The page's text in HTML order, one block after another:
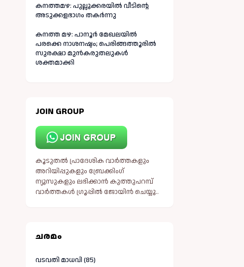
കനത്തമഴ: പുല്ലൂക്കരയിൽ വീടിന്റെ
അടുക്കളഭാഗം തകർന്നു
കനത്ത മഴ: പാനൂർ മേഖലയിൽ
പരക്കെ നാശനഷ്ടം; പെരിങ്ങത്തൂരിൽ
സുരക്ഷാ മുൻകരുതലുകൾ
ശക്തമാക്കി
JOIN GROUP
കൂടുതൽ പ്രാദേശിക വാർത്തകളും
അറിയിപ്പുകളും ബ്രേക്കിംഗ്
ന്യൂസുകളും ലഭിക്കാൻ കുത്തുപറമ്പ്
വാർത്തകൾ ഗ്രൂപ്പിൽ ജോയിൻ ചെയ്യൂ..
ചരമം
വടവതി മാധവി (85)